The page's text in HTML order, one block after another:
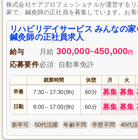
株式会社ケアプロフェッショナルが運営する
家で、鍼灸師の正社員を募集しています。お
を提供できる方を求めています。資格と経験
磨きませんか？充実したサポート体制で安心
気軽にお問い合わせください！
リハビリデイサービス みんなの
鍼灸師の正社員求人
給与 月給 300,000~450,000円
応募要件必須: 自動車免許
就業時間 休憩 月 火
早番 7:30～ 17:30(8h) 60分 募集 募集
日勤 8:00～ 17:00(8h) 60分 募集 募集
新卒可 50代活躍 年齢不問 学歴不問 40代